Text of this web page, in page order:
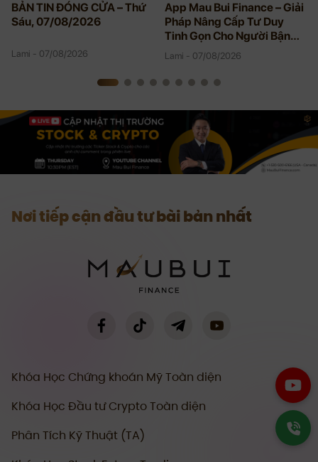
BẢN TIN ĐÓNG CỬA – Thứ
Sáu, 07/08/2026
Lami - 07/08/2026
App Mau Bui Finance – Giải
Pháp Nâng Cấp Tư Duy
Tinh Gọn Cho Người Bận
Rộn
Lami - 07/08/2026
Nơi tiếp cận đầu tư bài bản nhất
Khóa Học Chứng khoán Mỹ Toàn diện
Khóa Học Đầu tư Crypto Toàn diện
Phân Tích Kỹ Thuật (TA)